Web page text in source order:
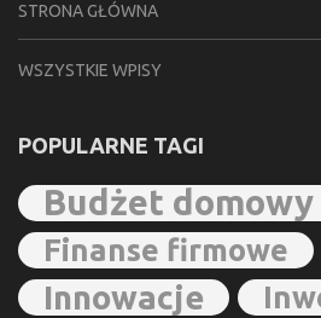
STRONA GŁÓWNA
WSZYSTKIE WPISY
POPULARNE TAGI
Budżet domowy
Finanse firmowe
Innowacje